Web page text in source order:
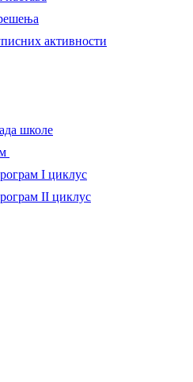
активности
школе
I циклус
II циклус